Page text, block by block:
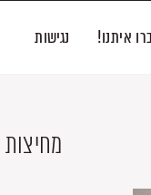
איתנו! נגישות